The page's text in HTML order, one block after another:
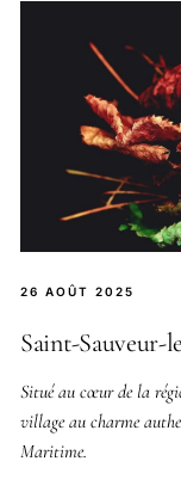
26 AOÛT 2025
Saint-Sauveur-
Situé au cœur de la
village au charme
Maritime.